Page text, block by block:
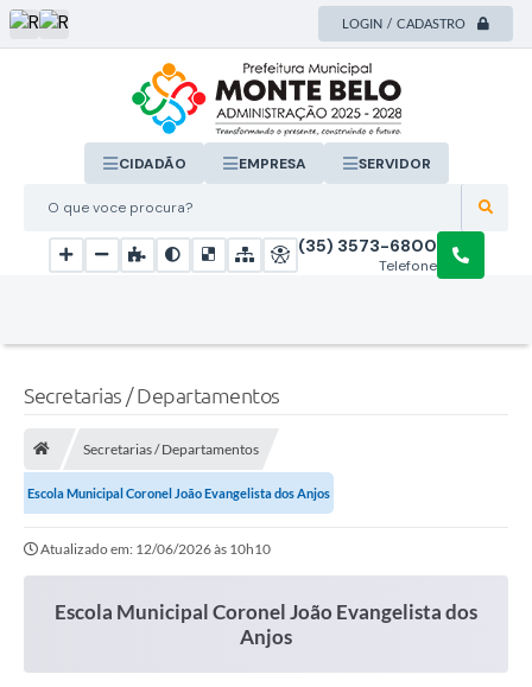
LOGIN / CADASTRO
O que voce procura?
CIDADÃO EMPRESA SERVIDOR
Telefone
(35) 3573-6800
Secretarias / Departamentos
Secretarias / Departamentos
Escola Municipal Coronel João Evangelista dos Anjos
Atualizado em: 12/06/2026 às 10h10
Escola Municipal Coronel João Evangelista dos
Anjos